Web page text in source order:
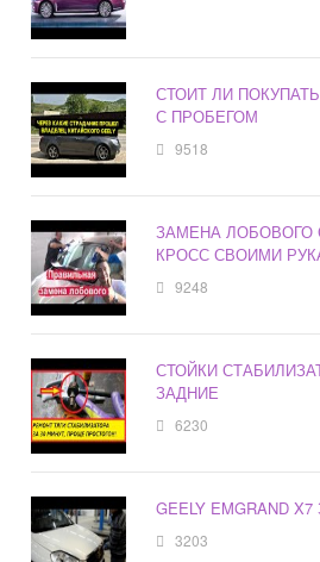
СТОИТ ЛИ
С ПРОБЕГОМ
9518
ЗАМЕНА ЛОБОВОГО
КРОСС СВОИМИ
9248
СТОЙКИ
ЗАДНИЕ
6230
GEELY EMGRAND
3203